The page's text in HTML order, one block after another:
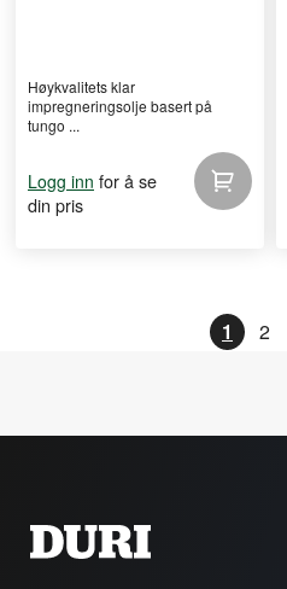
Høykvalitets klar
impregneringsolje basert på
tungo ...
Logg inn for å se
din pris
1 2